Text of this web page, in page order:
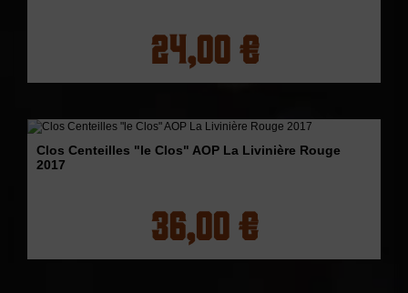
24,00 €
Clos Centeilles "le Clos" AOP La Livinière Rouge
2017
36,00 €